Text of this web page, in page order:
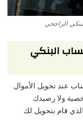
الراجحي
البنكي
عند تحويل الأموال
ولا رصيدك
قام بتحويل لك